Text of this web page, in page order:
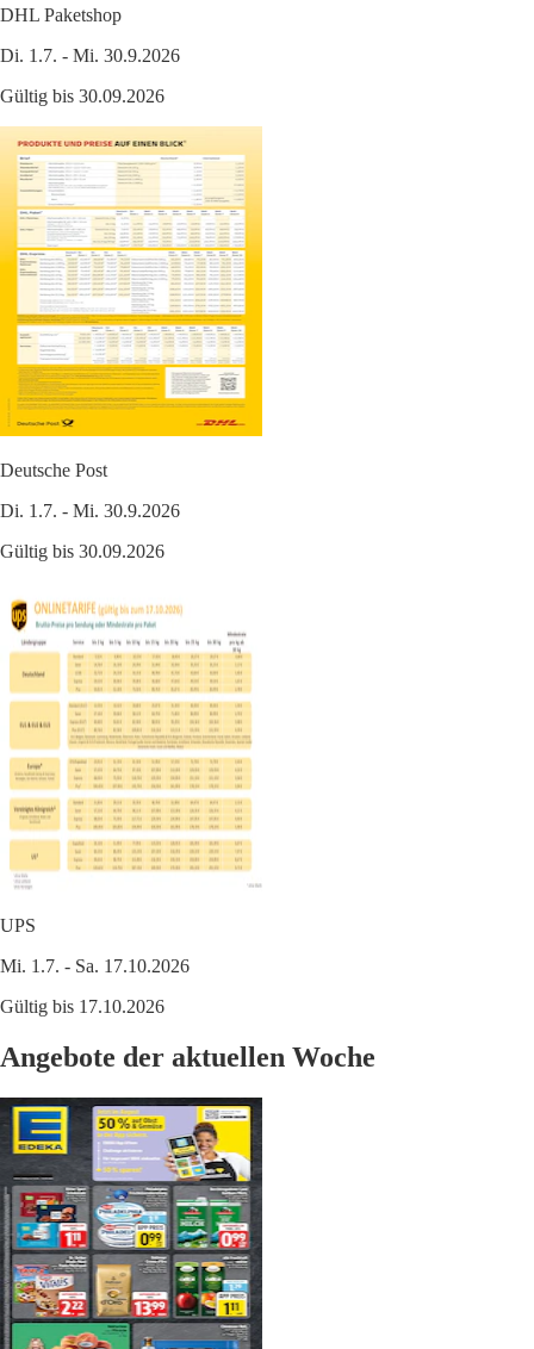
DHL Paketshop
Di. 1.7. - Mi. 30.9.2026
Gültig bis 30.09.2026
Deutsche Post
Di. 1.7. - Mi. 30.9.2026
Gültig bis 30.09.2026
UPS
Mi. 1.7. - Sa. 17.10.2026
Gültig bis 17.10.2026
Angebote der aktuellen Woche